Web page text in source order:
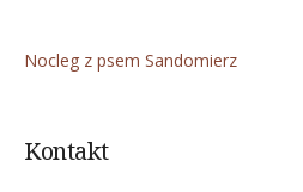
Nocleg z psem Sandomierz
Kontakt